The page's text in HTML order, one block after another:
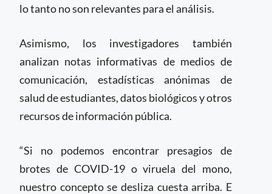
lo tanto no son relevantes para el análisis.
Asimismo, los investigadores también
analizan notas informativas de medios de
comunicación, estadísticas anónimas de
salud de estudiantes, datos biológicos y otros
recursos de información pública.
“Si no podemos encontrar presagios de
brotes de COVID-19 o viruela del mono,
nuestro concepto se desliza cuesta arriba. E